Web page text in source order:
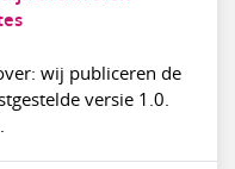
wij publiceren de
versie 1.0.